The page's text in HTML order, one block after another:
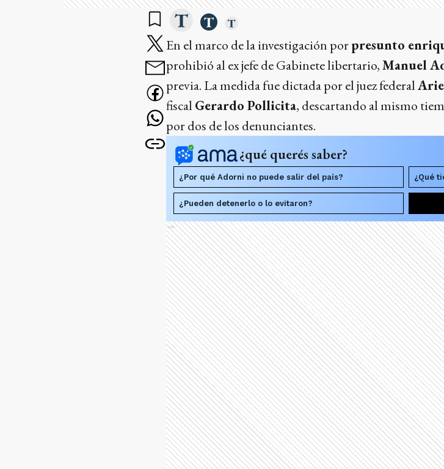
En el marco de la investigación porpresunto
prohibió al ex jefe de Gabinete libertario,Manuel
previa. La medida fue dictada por el juez federal
fiscal Gerardo Pollicita, descartando al mismo
por dos de los denunciantes.
¿qué querés saber?
¿Por qué Adorni no puede salir del país? ¿Qué
¿Pueden detenerlo o lo evitaron?
Ads